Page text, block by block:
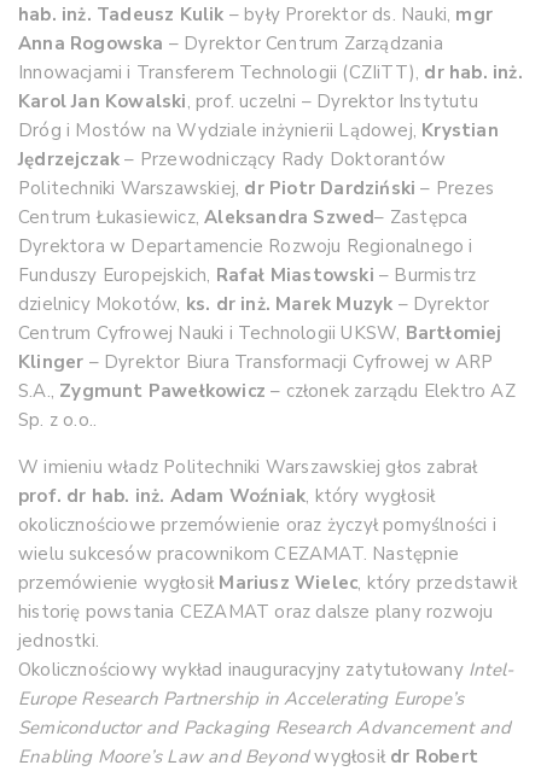
hab. inż. Tadeusz Kulik – były Prorektor ds. Nauki, mgr
Anna Rogowska – Dyrektor Centrum Zarządzania
Innowacjami i Transferem Technologii (CZIiTT), dr hab. inż.
Karol Jan Kowalski, prof. uczelni – Dyrektor Instytutu
Dróg i Mostów na Wydziale inżynierii Lądowej, Krystian
Jędrzejczak – Przewodniczący Rady Doktorantów
Politechniki Warszawskiej, dr Piotr Dardziński – Prezes
Centrum Łukasiewicz,Aleksandra Szwed– Zastępca
Dyrektora w Departamencie Rozwoju Regionalnego i
Funduszy Europejskich, Rafał Miastowski – Burmistrz
dzielnicy Mokotów, ks. dr inż. Marek Muzyk – Dyrektor
Centrum Cyfrowej Nauki i Technologii UKSW, Bartłomiej
Klinger – Dyrektor Biura Transformacji Cyfrowej w ARP
S.A., Zygmunt Pawełkowicz – członek zarządu Elektro AZ
Sp. z o.o..
W imieniu władz Politechniki Warszawskiej głos zabrał
prof. dr hab. inż. Adam Woźniak, który wygłosił
okolicznościowe przemówienie oraz życzył pomyślności i
wielu sukcesów pracownikom CEZAMAT. Następnie
przemówienie wygłosił Mariusz Wielec, który przedstawił
historię powstania CEZAMAT oraz dalsze plany rozwoju
jednostki.
Okolicznościowy wykład inauguracyjny zatytułowany Intel-
Europe Research Partnership in Accelerating Europe’s
Semiconductor and Packaging Research Advancement and
Enabling Moore’s Law and Beyondwygłosił dr Robert